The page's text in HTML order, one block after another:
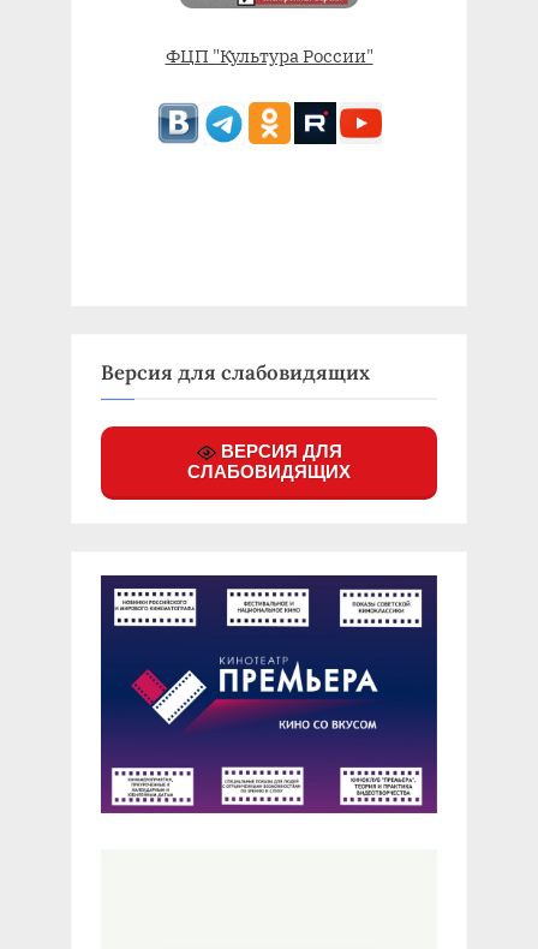
ФЦП "Культура России"
Версия для слабовидящих
ВЕРСИЯ ДЛЯ
СЛАБОВИДЯЩИХ